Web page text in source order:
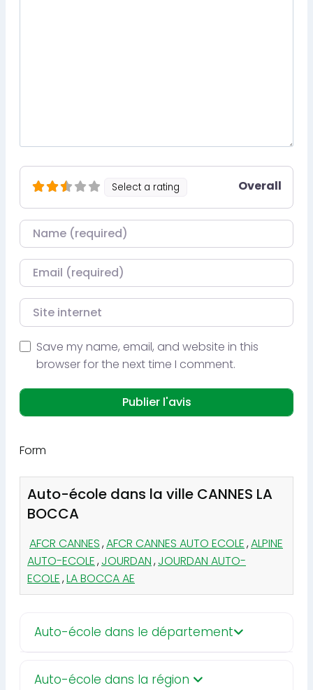
Select a rating Overall
Nom
Courriel
Site internet
Save my name, email, and website in this
browser for the next time I comment.
Form
Auto-école dans la ville CANNES LA
BOCCA
AFCR CANNES,AFCR CANNES AUTO ECOLE,ALPINE
AUTO-ECOLE,JOURDAN,JOURDAN AUTO-
ECOLE,LA BOCCA AE
Auto-école dans le département
Auto-école dans la région